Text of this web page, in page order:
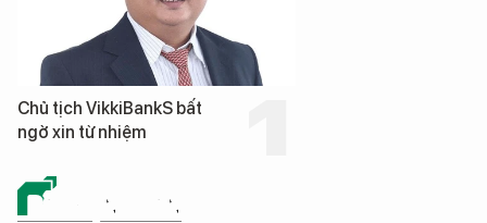
Chủ tịch VikkiBankS bất
ngờ xin từ nhiệm
BẤT ĐỘNG SẢN